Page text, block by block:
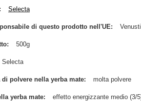
Selecta
di questo prodotto nell'UE
500g
Selecta
di polvere nella yerba mate molta polvere
yerba mate effetto energizzante medio (3/